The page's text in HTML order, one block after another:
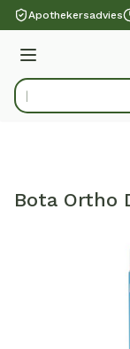
Ga naar de inhoud
Apothekersadvies
Menu
Product, merk,
Bota Ortho